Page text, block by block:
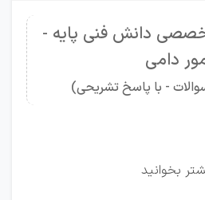
دانش فنی پایه -
دامی
- با پاسخ تشریحی)
بخوانید